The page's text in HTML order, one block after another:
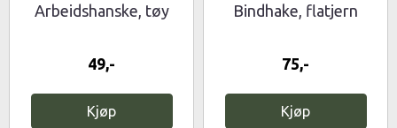
Arbeidshanske, tøy
49,-
Kjøp
Bindhake, flatjern
75,-
Kjøp